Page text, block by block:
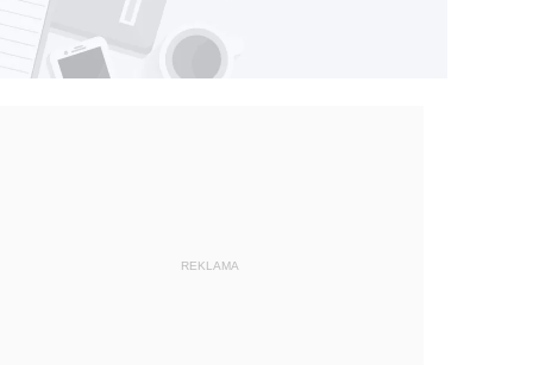
REKLAMA